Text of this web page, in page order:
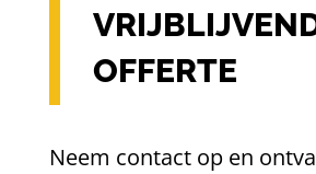
OFFERTE
Neem contact op en